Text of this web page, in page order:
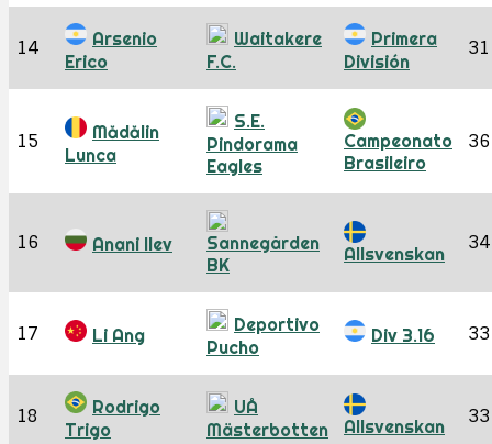
14
Arsenio
Erico
Waitakere
F.C.
Primera
División
31
15
Mădălin
Lunca
S.E.
Pindorama
Eagles
Campeonato
Brasileiro
36
16 Anani Ilev
Sannegården
BK
Allsvenskan 34
17 Li Ang
Deportivo
Pucho
Div 3.16 33
18
Rodrigo
Trigo
UÅ
Mästerbotten
Allsvenskan 33